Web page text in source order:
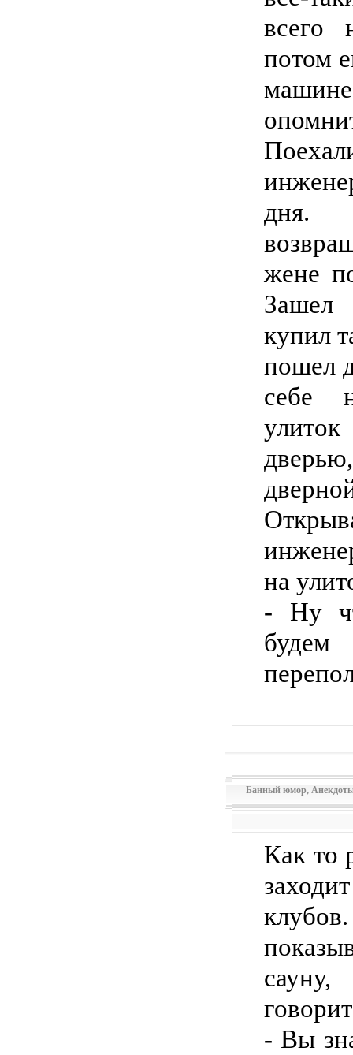
всего
потом
дня.
жене
купил
пошел
себе
на
- Ну
будем
Банный юмор,
Как то
- Вы